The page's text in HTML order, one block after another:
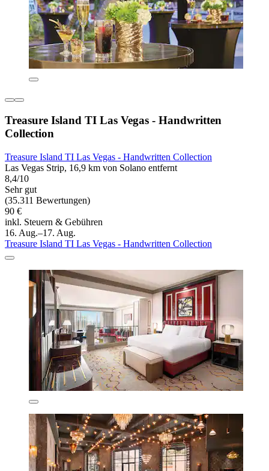
Treasure Island TI Las Vegas - Handwritten
Collection
Treasure Island TI Las Vegas - Handwritten Collection
Las Vegas Strip, 16,9 km von Solano entfernt
8,4/10
Sehr gut
(35.311 Bewertungen)
90 €
inkl. Steuern & Gebühren
16. Aug.–17. Aug.
Treasure Island TI Las Vegas - Handwritten Collection